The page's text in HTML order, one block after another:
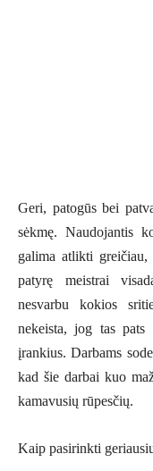
Geri, patogūs bei
sėkmę. Naudojantis
galima atlikti
patyrę meistrai
nesvarbu kokios
nekeista, jog tas
įrankius. Darbams
kad šie darbai kuo
kamavusių rūpesčių.
Kaip pasirinkti